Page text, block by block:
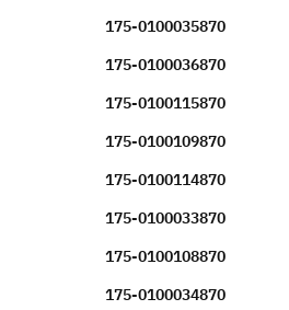
175-0100035870
175-0100036870
175-0100115870
175-0100109870
175-0100114870
175-0100033870
175-0100108870
175-0100034870